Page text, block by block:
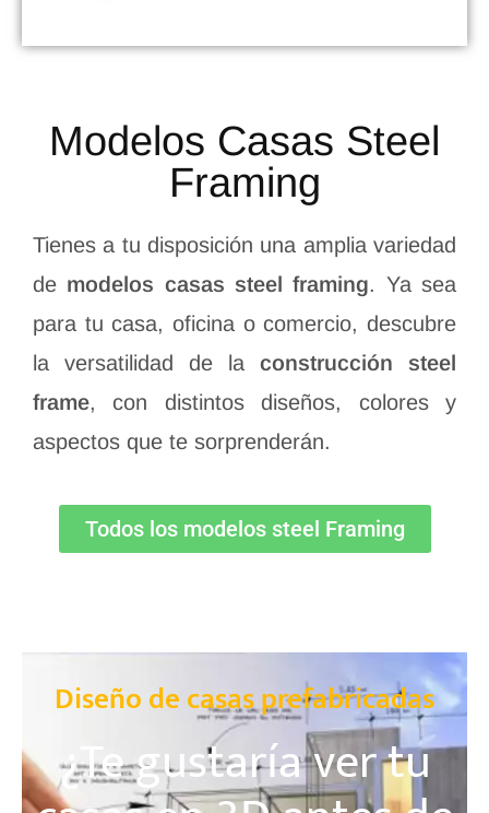
Modelos Casas Steel
Framing
Tienes a tu disposición una amplia variedad
de modelos casas steel framing. Ya sea
para tu casa, oficina o comercio, descubre
la versatilidad de la construcción steel
frame, con distintos diseños, colores y
aspectos que te sorprenderán.
Todos los modelos steel Framing
Diseño de casas prefabricadas
¿Te gustaría ver tu